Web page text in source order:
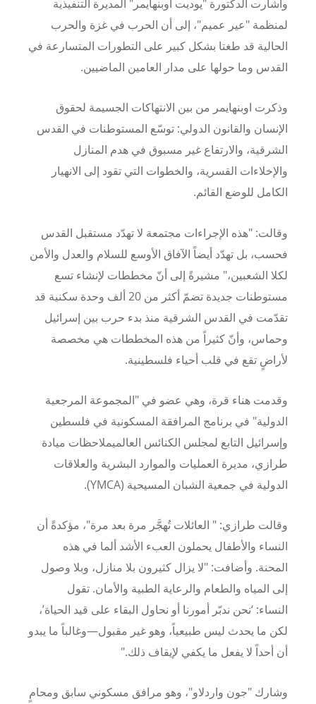
وأشارت الدكتورة "يوديت اوبنهايمر" المديرة التنفيذية
لمنظمة "عير عميم"، إلى أن الحرب في غزة والحرب
الحالية قد طغتا بشكل كبير على التطورات المتسارعة في
القدس وما حولها على مدار العامين الماضيين.
وذكرت اوبنهايمر من بين الانتهاكات الجسيمة لحقوق
الإنسان والقانون الدولي: توسّع المستوطنات في القدس
الشرقية، والارتفاع غير مسبوق في هدم المنازل
والإخلاءات القسرية، والخطوات التي تقود إلى الانهيار
الكامل للوضع القائم.
وقالت: "هذه الإجراءات مجتمعة لا تهدّد مستقبل القدس
فحسب، بل تهدّد أيضاً الآفاق الأوسع للسلام والعدل والأمن
لكلا الشعبين،" مشيرةً إلى أنّ مخططات لإنشاء تسع
مستوطنات جديدة تضمّ أكثر من 20 ألف وحدة سكنية قد
تقدّمت في القدس الشرقية منذ بدء حرب بين إسرائيل
وحماس، وأنّ كثيراً من هذه المخططات هي مخصصة
لأراضٍ تقع في قلب أحياء فلسطينية.
وقدمت هناء قرة، وهي عضو في "المجموعة المرجعية
الدولية" في برنامج المرافقة المسكونية في فلسطين
وإسرائيل التابع لمجلس الكنائس العالميملاحظات ميادة
طرازي، مديرة العمليات والموارد البشرية والعلاقات
الدولية في جمعية الشبان المسيحية (YMCA
).
وقالت طرازي: " العائلات تُهجَّر مرة بعد مرة"، مؤكدةً أن
النساء والأطفال يحملون العبء الأشد ألما في هذه
المحنة. وأضافت: "لا يزال كثيرون بلا منازل، وبلا وصول
إلى المياه والطعام والرعاية الطبية والأمان. تقول
النساء: ‘نحن ندبّر أمورنا أو نحاول البقاء على قيد الحياة’،
لكن ما يحدث ليس طبيعياً، وهو غير مقبول—وغالباً ما يبدو
أن أحداً لا يفعل ما يكفي لإيقاف ذلك."
وشارك "جون واردلاو"، وهو مرافق مسكوني سابق ومحامٍ